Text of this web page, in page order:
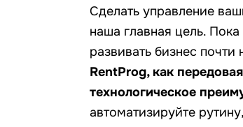
Сделать управление
наша главная цель.
развивать бизнес
RentProg, как
технологическое
автоматизируйте